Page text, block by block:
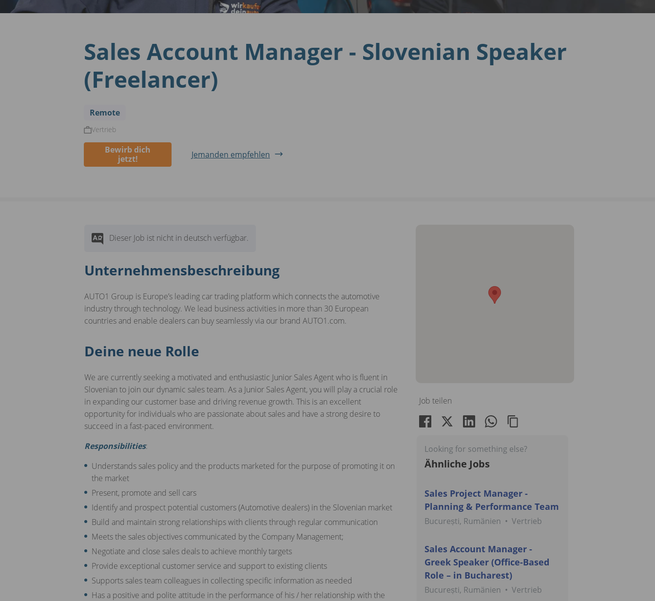
Sales Account Manager - Slovenian Speaker
(Freelancer)
Remote
Vertrieb
Bewirb dich
jetzt!
Jemanden empfehlen
Dieser Job ist nicht in deutsch verfügbar.
Unternehmensbeschreibung
AUTO1 Group is Europe’s leading car trading platform which connects the automotive
industry through technology. We lead business activities in more than 30 European
countries and enable dealers can buy seamlessly via our brand AUTO1.com.
Deine neue Rolle
We are currently seeking a motivated and enthusiastic Junior Sales Agent who is fluent in
Slovenian to join our dynamic sales team. As a Junior Sales Agent, you will play a crucial role
in expanding our customer base and driving revenue growth. This is an excellent
opportunity for individuals who are passionate about sales and have a strong desire to
succeed in a fast-paced environment.
Responsibilities:
Understands sales policy and the products marketed for the purpose of promoting it on
the market
Present, promote and sell cars
Identify and prospect potential customers (Automotive dealers) in the Slovenian market
Build and maintain strong relationships with clients through regular communication
Meets the sales objectives communicated by the Company Management;
Negotiate and close sales deals to achieve monthly targets
Provide exceptional customer service and support to existing clients
Supports sales team colleagues in collecting specific information as needed
Has a positive and polite attitude in the performance of his / her relationship with the
Job teilen
Looking for something else?
Ähnliche Jobs
Sales Project Manager -
Planning & Performance Team
București, Rumänien • Vertrieb
Sales Account Manager -
Greek Speaker (Office-Based
Role – in Bucharest)
București, Rumänien • Vertrieb